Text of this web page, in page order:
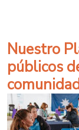
Nuestro
públicos